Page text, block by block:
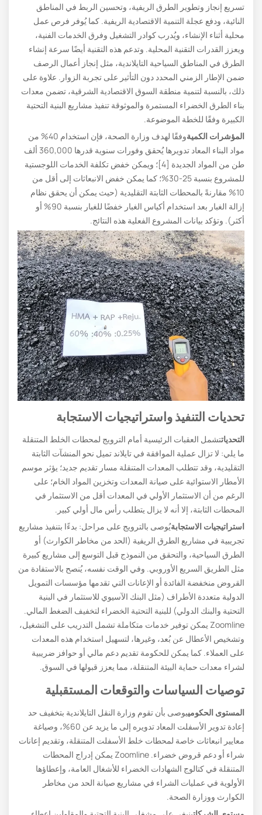
تسريع إنجاز وتطوير الطرق الريفية، وتحسين الربط في المناطق
النائية، ودفع عجلة التنمية الاقتصادية الريفية. كما يُوفر فرص عمل
محلية أثناء الإنشاء، ويُدرب كوادر التشغيل وفرق الخدمات الفنية،
ويعزز القدرات التقنية المحلية. وتدعم هذه التقنية أيضًا سرعة إنشاء
الطرق في المناطق السياحية التايلاندية، مثل إنجاز أعمال الرصف
ضمن الإطار الزمني المحدد دون التأثير على تجربة الزوار. علاوة على
ذلك، بالنسبة لتنمية منطقة السوق الاقتصادية الشرقية، تضمن معدات
بناء الطرق الخضراء المستمرة والموثوقة تنفيذ مشاريع البنية التحتية
الكبيرة وفقًا للخطة الموضوعة.
المؤشرات الكمية
وفقًا لهدف وزارة الصحة، فإن استخدام 40% من
مواد البناء المعاد تدويرها يُحقق وفورات سنوية قدرها 360,000 ألف
طن من المواد الجديدة [4]؛ ويمكن خفض تكلفة الخدمات اللوجستية
للمشروع بنسبة 25-30%؛ كما يمكن خفض الانبعاثات إلى أقل من
10% مقارنةً بالمحطات الثابتة التقليدية (حيث يمكن أن يحقق نظام
إزالة الغبار بعد استخدام أكياس الغبار خفضًا للغبار بنسبة 90% أو
أكثر). وتؤكد بيانات المشروع الفعلية هذه النتائج.
تحديات التنفيذ واستراتيجيات الاستجابة
التحدياتتشمل العقبات الرئيسية أمام الترويج لمحطات الخلط المتنقلة
ما يلي: لا تزال عملية الموافقة في تايلاند تميل نحو المنشآت الثابتة
التقليدية، وقد تتطلب المعدات المتنقلة مسار تقديم جديد؛ يؤثر موسم
الأمطار الاستوائية على صيانة المعدات وتخزين المواد الخام؛ على
الرغم من أن الاستثمار الأولي في المعدات أقل من الاستثمار في
المحطات الثابتة، إلا أنه لا يزال يتطلب رأس مال أولي كبير.
استراتيجيات الاستجابةيُوصى بالترويج على مراحل: بدءًا بتنفيذ مشاريع
تجريبية في مشاريع الطرق الريفية (الحد من مخاطر الكوارث) أو
الطرق السياحية، والتحقق من النموذج قبل التوسع إلى مشاريع كبيرة
مثل الطريق السريع الأوروبي. وفي الوقت نفسه، يُنصح بالاستفادة من
القروض منخفضة الفائدة أو الإعانات التي تقدمها مؤسسات التمويل
الدولية متعددة الأطراف (مثل البنك الآسيوي للاستثمار في البنية
التحتية والبنك الدولي) للبنية التحتية الخضراء لتخفيف الضغط المالي.
Zoomline يمكن توفير خدمات متكاملة تشمل التدريب على التشغيل،
وتشخيص الأعطال عن بُعد، وغيرها، لتسهيل استخدام هذه المعدات
على العملاء. كما يمكن للحكومة تقديم دعم مالي أو حوافز ضريبية
لشراء معدات حماية البيئة المتنقلة، مما يعزز قبولها في السوق.
توصيات السياسات والتوقعات المستقبلية
المستوى الحكومييوصى بأن تقوم وزارة النقل التايلاندية بتخفيف حد
إعادة تدوير الأسفلت المعاد تدويره إلى ما يزيد عن 60%، وصياغة
معايير انبعاثات خاصة لمحطات خلط الأسفلت المتنقلة، وتقديم إعانات
شراء أو دعم قروض خضراء. Zoomline يمكن إدراج المحطات
المتنقلة في كتالوج الشهادات الخضراء للأشغال العامة، وإعطاؤها
الأولوية في عمليات الشراء في مشاريع صيانة الحد من مخاطر
الكوارث ووزارة الصحة.